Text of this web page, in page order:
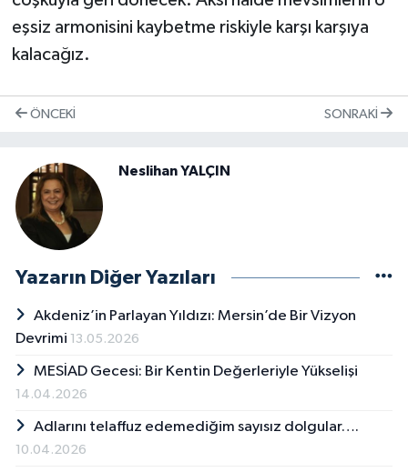
eşsiz armonisini kaybetme riskiyle karşı karşıya
kalacağız.
ÖNCEKI SONRAKI
Neslihan YALÇIN
Yazarın Diğer Yazıları
Akdeniz’in Parlayan Yıldızı: Mersin’de Bir Vizyon
Devrimi 13.05.2026
MESİAD Gecesi: Bir Kentin Değerleriyle Yükselişi
14.04.2026
Adlarını telaffuz edemediğim sayısız dolgular….
10.04.2026